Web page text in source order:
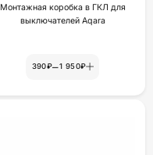
Монтажная коробка в ГКЛ для
выключателей Aqara
390₽–1 950₽